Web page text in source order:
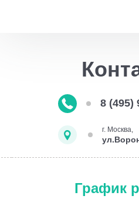
8 (495)
г. Москва,
График